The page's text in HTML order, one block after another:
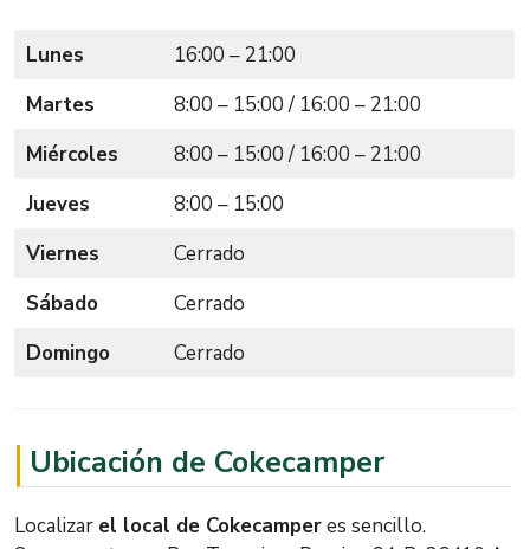
Lunes
16:00 – 21:00
Martes
8:00 – 15:00 / 16:00 – 21:00
Miércoles
8:00 – 15:00 / 16:00 – 21:00
Jueves
8:00 – 15:00
Viernes
Cerrado
Sábado
Cerrado
Domingo
Cerrado
Ubicación de Cokecamper
Localizar el local de Cokecamperes sencillo.